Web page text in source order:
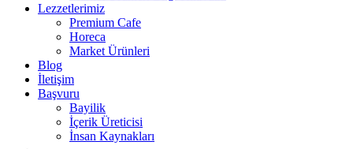
Lezzetlerimiz
Premium Cafe
Horeca
Market Ürünleri
Blog
İletişim
Başvuru
Bayilik
İçerik Üreticisi
İnsan Kaynakları